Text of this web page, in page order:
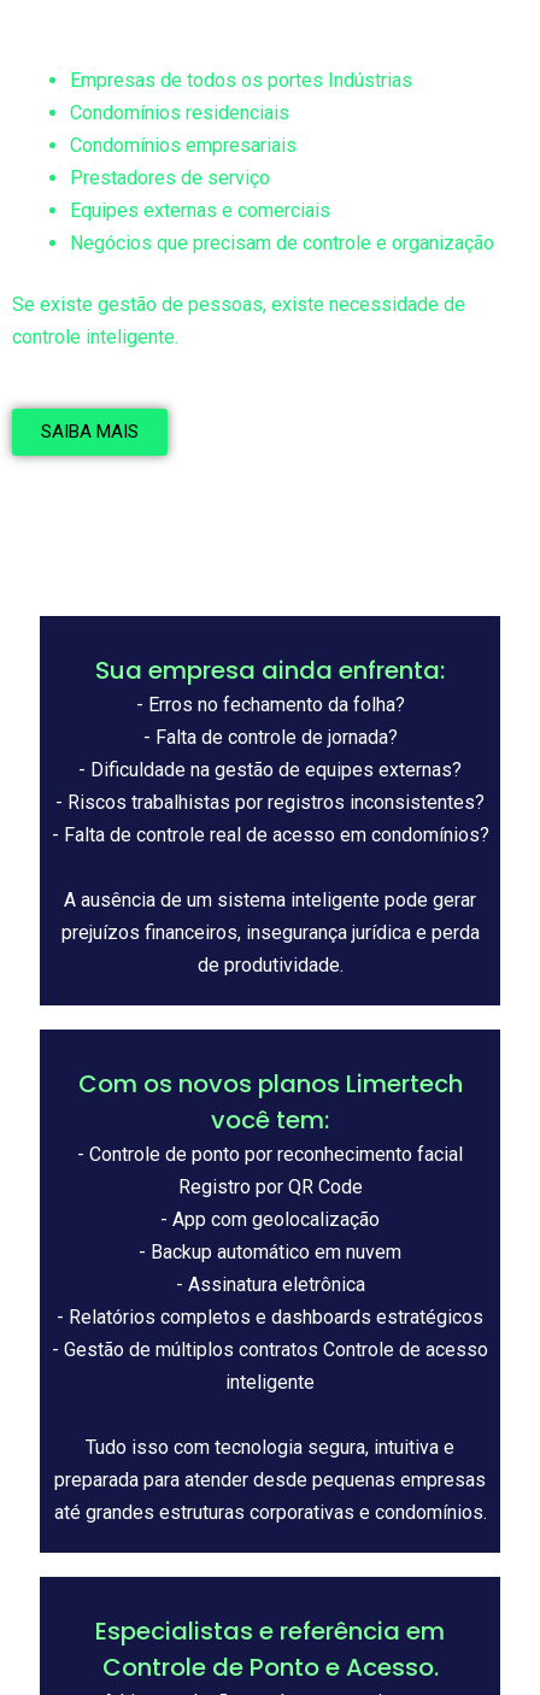
Empresas de todos os portes Indústrias
Condomínios residenciais
Condomínios empresariais
Prestadores de serviço
Equipes externas e comerciais
Negócios que precisam de controle e organização
Se existe gestão de pessoas, existe necessidade de
controle inteligente.
SAIBA MAIS
Sua empresa ainda enfrenta:
- Erros no fechamento da folha?
- Falta de controle de jornada?
- Dificuldade na gestão de equipes externas?
- Riscos trabalhistas por registros inconsistentes?
- Falta de controle real de acesso em condomínios?
A ausência de um sistema inteligente pode gerar
prejuízos financeiros, insegurança jurídica e perda
de produtividade.
Com os novos planos Limertech
você tem:
- Controle de ponto por reconhecimento facial
Registro por QR Code
- App com geolocalização
- Backup automático em nuvem
- Assinatura eletrônica
- Relatórios completos e dashboards estratégicos
- Gestão de múltiplos contratos Controle de acesso
inteligente
Tudo isso com tecnologia segura, intuitiva e
preparada para atender desde pequenas empresas
até grandes estruturas corporativas e condomínios.
Especialistas e referência em
Controle de Ponto e Acesso.